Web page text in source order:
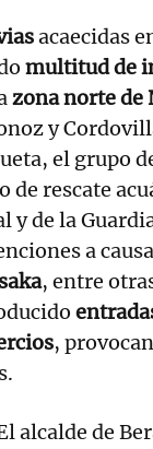
acaecidas
multitud de
zona norte de
y
el grupo
de rescate
y de la
a
, entre
,
alcalde de